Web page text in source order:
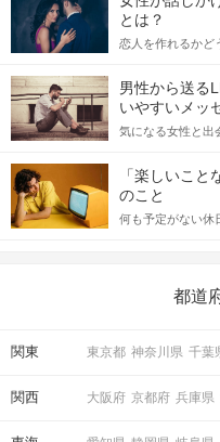
とは？
恋人を作れるかど
てアプローチでき
格的に始めようと
をしっかりと理解
記事では、女性が
合にどのような
男性から送る
いやすいメッ
気になる女性と出
しかし、中には
っしゃるのでは
送るLINEでのデ
えながら解説する
「楽しいこ
のこと
何も予定がない休
の楽しいことア
都道
関東 東京都 神奈川県 千葉
関西 大阪府 京都府 兵庫県